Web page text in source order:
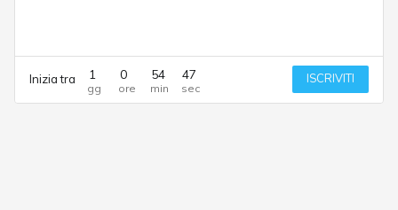
Inizia tra 1 0 54 47 ISCRIVITI